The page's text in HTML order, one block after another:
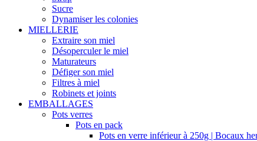
Sucre
Dynamiser les colonies
MIELLERIE
Extraire son miel
Désoperculer le miel
Maturateurs
Défiger son miel
Filtres à miel
Robinets et joints
EMBALLAGES
Pots verres
Pots en pack
Pots en verre inférieur à 250g | Bocaux